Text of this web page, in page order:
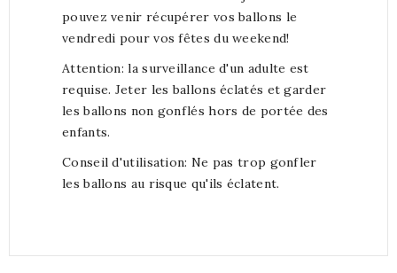
pouvez venir récupérer vos ballons le
vendredi pour vos fêtes du weekend!
Attention: la surveillance d'un adulte est
requise. Jeter les ballons éclatés et garder
les ballons non gonflés hors de portée des
enfants.
Conseil d'utilisation: Ne pas trop gonfler
les ballons au risque qu'ils éclatent.